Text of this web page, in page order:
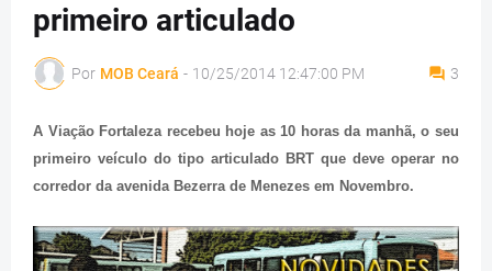
primeiro articulado
Por MOB Ceará - 10/25/2014 12:47:00 PM 3
A Viação Fortaleza recebeu hoje as 10 horas da manhã, o seu
primeiro veículo do tipo articulado BRT que deve operar no
corredor da avenida Bezerra de Menezes em Novembro.